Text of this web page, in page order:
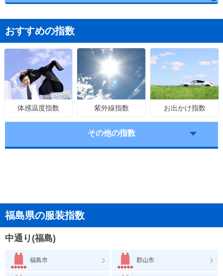
おすすめの指数
体感温度指数 紫外線指数 お出かけ指数
その他の指数
福島県の服装指数
中通り(福島)
福島市 郡山市